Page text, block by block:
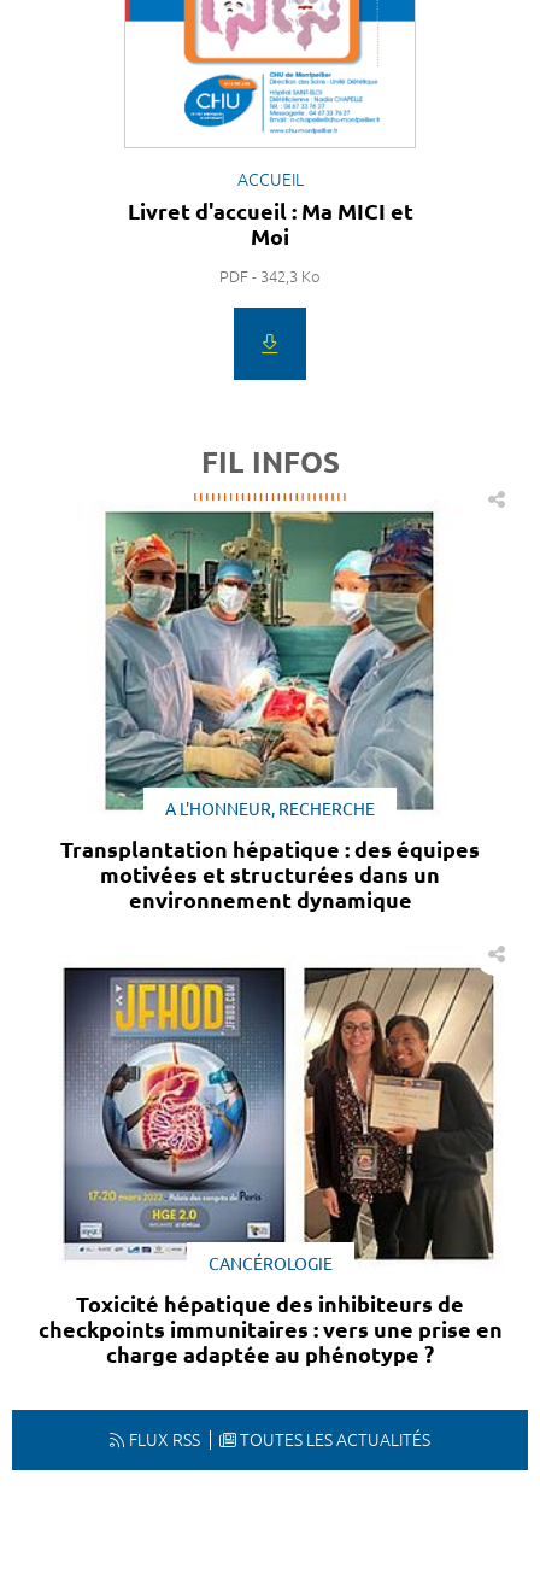
ACCUEIL
Livret d'accueil : Ma MICI et
Moi
PDF - 342,3 Ko
FIL INFOS
A L'HONNEUR, RECHERCHE
Transplantation hépatique : des équipes
motivées et structurées dans un
environnement dynamique
CANCÉROLOGIE
Toxicité hépatique des inhibiteurs de
checkpoints immunitaires : vers une prise en
charge adaptée au phénotype ?
FLUX RSS TOUTES LES ACTUALITÉS